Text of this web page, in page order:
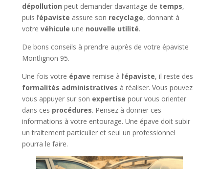
dépollution peut demander davantage de temps,
puis l’épaviste assure son recyclage, donnant à
votre véhicule une nouvelle utilité.
De bons conseils à prendre auprès de votre épaviste
Montlignon 95.
Une fois votre épave remise à l’épaviste, il reste des
formalités administratives à réaliser. Vous pouvez
vous appuyer sur son expertise pour vous orienter
dans ces procédures. Pensez à donner ces
informations à votre entourage. Une épave doit subir
un traitement particulier et seul un professionnel
pourra le faire.